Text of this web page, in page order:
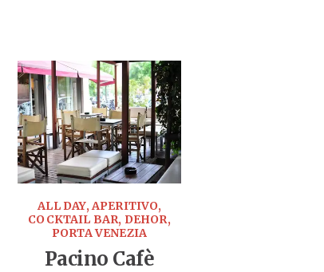
ALL DAY, APERITIVO,
COCKTAIL BAR, DEHOR,
PORTA VENEZIA
Pacino Cafè